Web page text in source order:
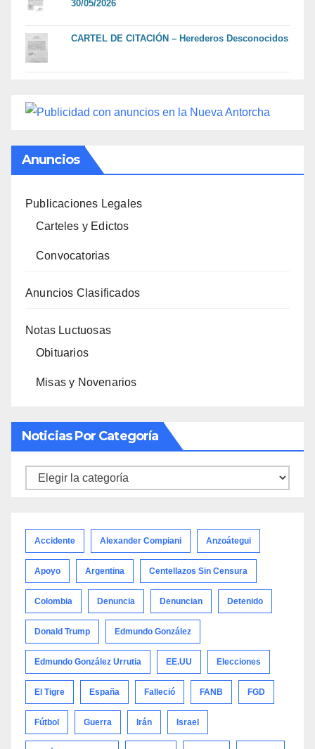
30/05/2026
CARTEL DE CITACIÓN – Herederos Desconocidos
Anuncios
Publicaciones Legales
Carteles y Edictos
Convocatorias
Anuncios Clasificados
Notas Luctuosas
Obituarios
Misas y Novenarios
Noticias Por Categoría
Noticias
Accidente Alexander Compiani Anzoátegui
Apoyo Argentina Centellazos Sin Censura
Colombia Denuncia Denuncian Detenido
Donald Trump Edmundo González
Edmundo González Urrutia EE.UU Elecciones
El Tigre España Falleció FANB FGD
Fútbol Guerra Irán Israel